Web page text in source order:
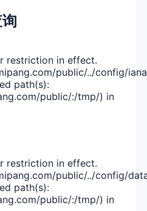
restriction in effect.
public/../config/
path(s):
public/:/tmp/) in
restriction in effect.
public/../config/
path(s):
public/:/tmp/) in